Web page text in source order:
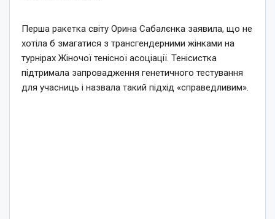
Перша ракетка світу Орина Сабалєнка заявила, що не
хотіла б змагатися з трансгендерними жінками на
турнірах Жіночої тенісної асоціації. Тенісистка
підтримала запровадження генетичного тестування
для учасниць і назвала такий підхід «справедливим».